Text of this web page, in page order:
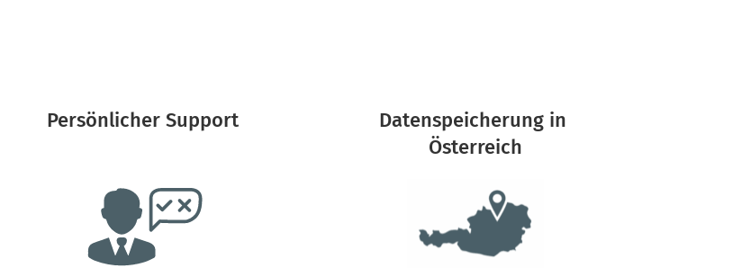
Persönlicher Support
Datenspeicherung in
Österreich